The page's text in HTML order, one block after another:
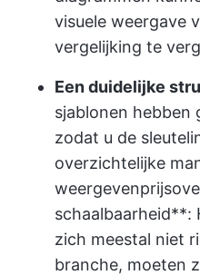
visuele weergave
vergelijking te
Een duidelijke
sjablonen hebben
zodat u de
overzichtelijke
weergeven
schaalbaarheid**:
zich meestal niet
branche, moeten